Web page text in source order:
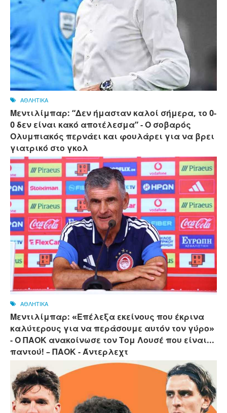
ΑΘΛΗΤΙΚΑ
Μεντιλίμπαρ: “Δεν ήμασταν καλοί σήμερα, το 0-
0 δεν είναι κακό αποτέλεσμα” - Ο σοβαρός
Ολυμπιακός περνάει και φουλάρει για να βρει
γιατρικό στο γκολ
ΑΘΛΗΤΙΚΑ
Μεντιλίμπαρ: «Επέλεξα εκείνους που έκρινα
καλύτερους για να περάσουμε αυτόν τον γύρο»
- Ο ΠΑΟΚ ανακοίνωσε τον Τομ Λουσέ που είναι...
παντού! – ΠΑΟΚ - Άντερλεχτ